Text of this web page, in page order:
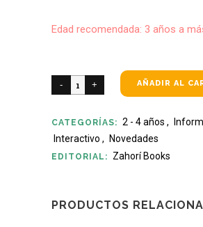
Edad recomendada: 3 años a
AÑADIR AL
CATEGORÍAS: 2 - 4 años ,
Interactivo , Novedades
EDITORIAL: Zahorí Books
PRODUCTOS